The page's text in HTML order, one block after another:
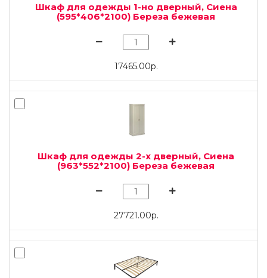
Шкаф для одежды 1-но дверный, Сиена
(595*406*2100) Береза бежевая
17465.00р.
Шкаф для одежды 2-х дверный, Сиена
(963*552*2100) Береза бежевая
27721.00р.